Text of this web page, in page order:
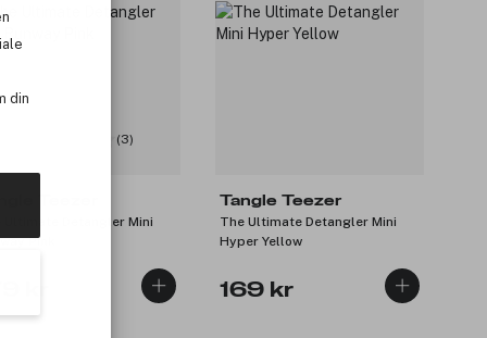
din
(3)
Ultimate Detangler Mini
Pink
Tangle Teezer
The Ultimate Detangler Mini
Hyper Yellow
169 kr